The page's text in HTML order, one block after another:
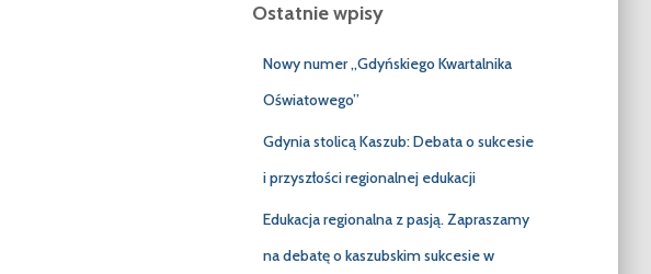
k
Ostatnie wpisy
Nowy numer „Gdyńskiego Kwartalnika
Oświatowego”
Gdynia stolicą Kaszub: Debata o sukcesie
i przyszłości regionalnej edukacji
Edukacja regionalna z pasją. Zapraszamy
na debatę o kaszubskim sukcesie w